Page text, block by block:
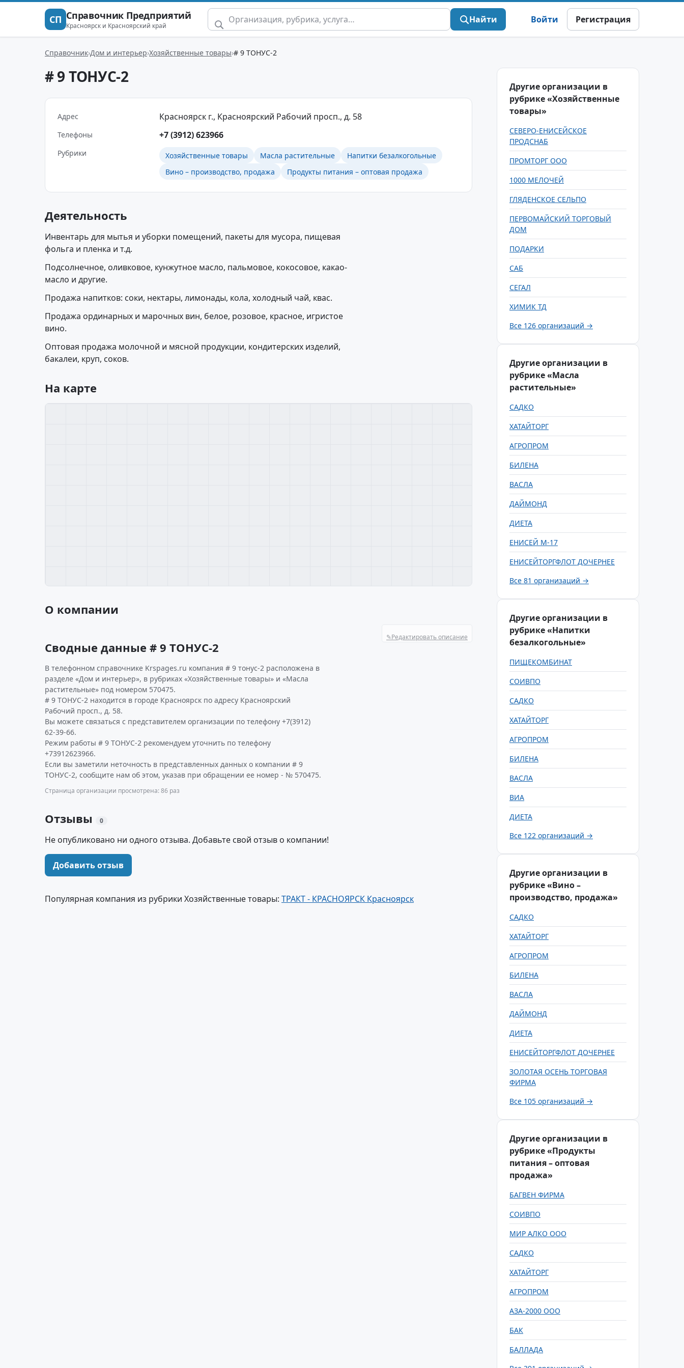
СП Справочник Предприятий
Красноярск и Красноярский край
Найти Войти Регистрация
Справочник Дом и интерьер Хозяйственные товары # 9 ТОНУС-2
# 9 ТОНУС-2
Адрес Красноярск г., Красноярский Рабочий просп., д. 58
Телефоны +7 (3912) 623966
Рубрики Хозяйственные товары Масла растительные
Напитки безалкогольные
Вино – производство, продажа
Продукты питания – оптовая продажа
Деятельность
Инвентарь для мытья и уборки помещений, пакеты для мусора, пищевая
фольга и пленка и т.д.
Подсолнечное, оливковое, кунжутное масло, пальмовое, кокосовое, какао-
масло и другие.
Продажа напитков: соки, нектары, лимонады, кола, холодный чай, квас.
Продажа ординарных и марочных вин, белое, розовое, красное, игристое
вино.
Оптовая продажа молочной и мясной продукции, кондитерских изделий,
бакалеи, круп, соков.
На карте
О компании
✎Редактировать описание
Сводные данные # 9 ТОНУС-2
В телефонном справочнике Krspages.ru компания # 9 тонус-2 расположена в
разделе «Дом и интерьер», в рубриках «Хозяйственные товары» и «Масла
растительные» под номером 570475.
# 9 ТОНУС-2 находится в городе Красноярск по адресу Красноярский
Рабочий просп., д. 58.
Вы можете связаться с представителем организации по телефону +7(3912)
62-39-66.
Режим работы # 9 ТОНУС-2 рекомендуем уточнить по телефону
+73912623966.
Если вы заметили неточность в представленных данных о компании # 9
ТОНУС-2, сообщите нам об этом, указав при обращении ее номер - № 570475.
Страница организации просмотрена: 86 раз
Отзывы 0
Не опубликовано ни одного отзыва. Добавьте свой отзыв о компании!
Добавить отзыв
Популярная компания из рубрики Хозяйственные товары: ТРАКТ - КРАСНОЯРСК Красноярск
Другие организации в
рубрике «Хозяйственные
товары»
СЕВЕРО-ЕНИСЕЙСКОЕ
ПРОДСНАБ
ПРОМТОРГ ООО
1000 МЕЛОЧЕЙ
ГЛЯДЕНСКОЕ СЕЛЬПО
ПЕРВОМАЙСКИЙ ТОРГОВЫЙ
ДОМ
ПОДАРКИ
САБ
СЕГАЛ
ХИМИК ТД
Все 126 организаций →
Другие организации в
рубрике «Масла
растительные»
САДКО
ХАТАЙТОРГ
АГРОПРОМ
БИЛЕНА
ВАСЛА
ДАЙМОНД
ДИЕТА
ЕНИСЕЙ М-17
ЕНИСЕЙТОРГФЛОТ ДОЧЕРНЕЕ
Все 81 организаций →
Другие организации в
рубрике «Напитки
безалкогольные»
ПИЩЕКОМБИНАТ
СОИВПО
САДКО
ХАТАЙТОРГ
АГРОПРОМ
БИЛЕНА
ВАСЛА
ВИА
ДИЕТА
Все 122 организаций →
Другие организации в
рубрике «Вино –
производство, продажа»
САДКО
ХАТАЙТОРГ
АГРОПРОМ
БИЛЕНА
ВАСЛА
ДАЙМОНД
ДИЕТА
ЕНИСЕЙТОРГФЛОТ ДОЧЕРНЕЕ
ЗОЛОТАЯ ОСЕНЬ ТОРГОВАЯ
ФИРМА
Все 105 организаций →
Другие организации в
рубрике «Продукты
питания – оптовая
продажа»
БАГВЕН ФИРМА
СОИВПО
МИР АЛКО ООО
САДКО
ХАТАЙТОРГ
АГРОПРОМ
АЗА-2000 ООО
БАК
БАЛЛАДА